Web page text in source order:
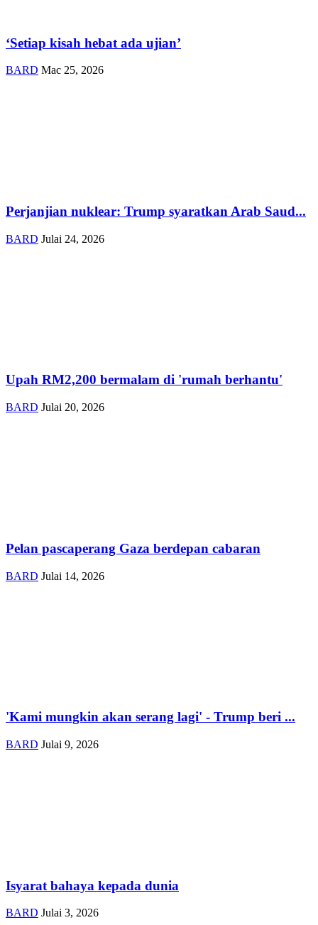
‘Setiap kisah hebat ada ujian’
BARD Mac 25, 2026
Perjanjian nuklear: Trump syaratkan Arab Saud...
BARD Julai 24, 2026
Upah RM2,200 bermalam di 'rumah berhantu'
BARD Julai 20, 2026
Pelan pascaperang Gaza berdepan cabaran
BARD Julai 14, 2026
'Kami mungkin akan serang lagi' - Trump beri ...
BARD Julai 9, 2026
Isyarat bahaya kepada dunia
BARD Julai 3, 2026